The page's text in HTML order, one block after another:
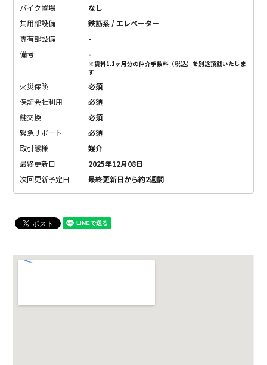
バイク置場
なし
共用部設備
鉄筋系 / エレベーター
専有部設備
-
備考
-
※賃料1.1ヶ月分の仲介手数料（税込）を別途頂戴いたしま
す
火災保険
必須
保証会社利用
必須
鍵交換
必須
緊急サポート
必須
取引態様
媒介
最終更新日
2025年12月08日
次回更新予定日
最終更新日から約2週間